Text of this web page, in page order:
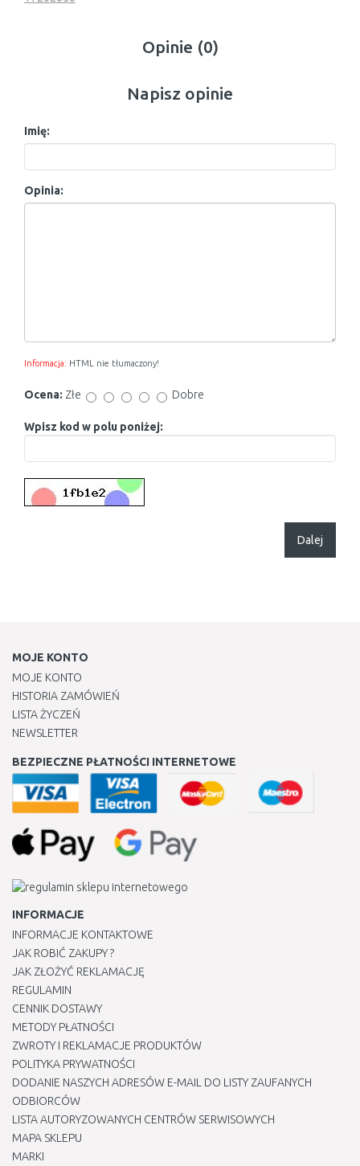
Opinie (0)
Napisz opinie
Imię:
Opinia:
Informacja: HTML nie tłumaczony!
Ocena: Złe Dobre
Wpisz kod w polu poniżej:
Dalej
MOJE KONTO
MOJE KONTO
HISTORIA ZAMÓWIEŃ
LISTA ŻYCZEŃ
NEWSLETTER
BEZPIECZNE PŁATNOŚCI INTERNETOWE
INFORMACJE
INFORMACJE KONTAKTOWE
JAK ROBIĆ ZAKUPY ?
JAK ZŁOŻYĆ REKLAMACJĘ
REGULAMIN
CENNIK DOSTAWY
METODY PŁATNOŚCI
ZWROTY I REKLAMACJE PRODUKTÓW
POLITYKA PRYWATNOŚCI
DODANIE NASZYCH ADRESÓW E-MAIL DO LISTY ZAUFANYCH
ODBIORCÓW
LISTA AUTORYZOWANYCH CENTRÓW SERWISOWYCH
MAPA SKLEPU
MARKI